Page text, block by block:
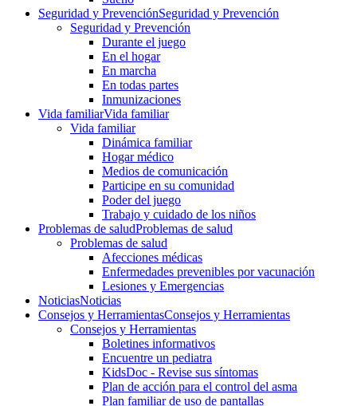
Seguridad y PrevenciónSeguridad y Prevención
Seguridad y Prevención
Durante el juego
En el hogar
En marcha
En todas partes
Inmunizaciones
Vida familiarVida familiar
Vida familiar
Dinámica familiar
Hogar médico
Medios de comunicación
Participe en su comunidad
Poder del juego
Trabajo y cuidado de los niños
Problemas de saludProblemas de salud
Problemas de salud
Afecciones médicas
Enfermedades prevenibles por vacunación
Lesiones y Emergencias
NoticiasNoticias
Consejos y HerramientasConsejos y Herramientas
Consejos y Herramientas
Boletines informativos
Encuentre un pediatra
KidsDoc - Revise sus síntomas
Plan de acción para el control del asma
Plan familiar de uso de pantallas